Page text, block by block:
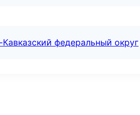
федеральный округ